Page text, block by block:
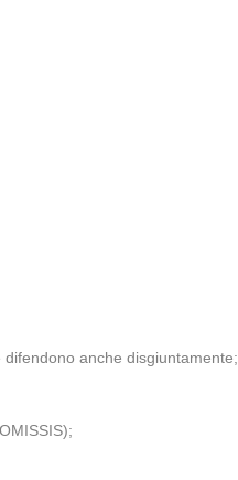
anche disgiuntamente;